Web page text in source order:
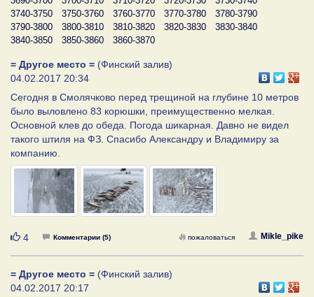
3740-3750
3750-3760 3760-3770 3770-3780
3780-3790
3790-3800
3800-3810 3810-3820 3820-3830
3830-3840
3840-3850
3850-3860 3860-3870
= Другое место = (Финский залив)
04.02.2017 20:34
Сегодня в Смолячково перед трещиной на глубине 10 метров
было выловлено 83 корюшки, преимущественно мелкая.
Основной клев до обеда. Погода шикарная. Давно не видел
такого штиля на ФЗ. Спасибо Александру и Владимиру за
компанию.
Нравится
4 Комментарии (5) Mikle_pike
пожаловаться
= Другое место = (Финский залив)
04.02.2017 20:17